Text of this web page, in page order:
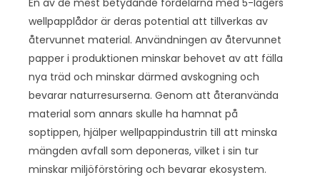
En av de mest betydande fördelarna med 5-lagers
wellpapplådor är deras potential att tillverkas av
återvunnet material. Användningen av återvunnet
papper i produktionen minskar behovet av att fälla
nya träd och minskar därmed avskogning och
bevarar naturresurserna. Genom att återanvända
material som annars skulle ha hamnat på
soptippen, hjälper wellpappindustrin till att minska
mängden avfall som deponeras, vilket i sin tur
minskar miljöförstöring och bevarar ekosystem.